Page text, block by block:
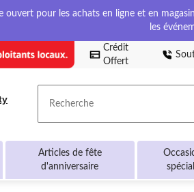
ouvert pour les achats en ligne et en
les
Crédit
Offert
Recherche
Articles de fête
d'anniversaire